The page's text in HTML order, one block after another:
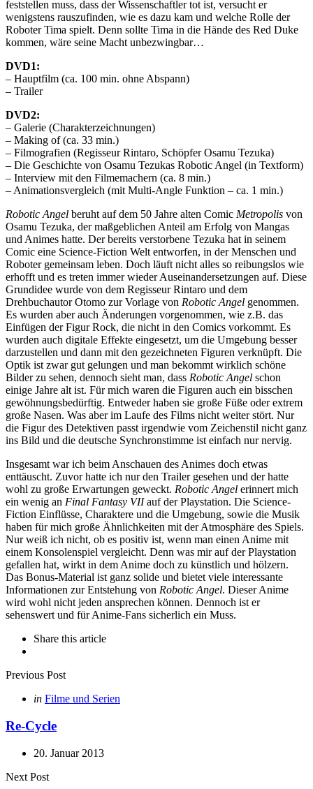
feststellen muss, dass der Wissenschaftler tot ist, versucht er
wenigstens rauszufinden, wie es dazu kam und welche Rolle der
Roboter Tima spielt. Denn sollte Tima in die Hände des Red Duke
kommen, wäre seine Macht unbezwingbar…
DVD1:
– Hauptfilm (ca. 100 min. ohne Abspann)
– Trailer
DVD2:
– Galerie (Charakterzeichnungen)
– Making of (ca. 33 min.)
– Filmografien (Regisseur Rintaro, Schöpfer Osamu Tezuka)
– Die Geschichte von Osamu Tezukas Robotic Angel (in Textform)
– Interview mit den Filmemachern (ca. 8 min.)
– Animationsvergleich (mit Multi-Angle Funktion – ca. 1 min.)
Robotic Angel beruht auf dem 50 Jahre alten Comic Metropolis von
Osamu Tezuka, der maßgeblichen Anteil am Erfolg von Mangas
und Animes hatte. Der bereits verstorbene Tezuka hat in seinem
Comic eine Science-Fiction Welt entworfen, in der Menschen und
Roboter gemeinsam leben. Doch läuft nicht alles so reibungslos wie
erhofft und es treten immer wieder Auseinandersetzungen auf. Diese
Grundidee wurde von dem Regisseur Rintaro und dem
Drehbuchautor Otomo zur Vorlage von Robotic Angel genommen.
Es wurden aber auch Änderungen vorgenommen, wie z.B. das
Einfügen der Figur Rock, die nicht in den Comics vorkommt. Es
wurden auch digitale Effekte eingesetzt, um die Umgebung besser
darzustellen und dann mit den gezeichneten Figuren verknüpft. Die
Optik ist zwar gut gelungen und man bekommt wirklich schöne
Bilder zu sehen, dennoch sieht man, dass Robotic Angel schon
einige Jahre alt ist. Für mich waren die Figuren auch ein bisschen
gewöhnungsbedürftig. Entweder haben sie große Füße oder extrem
große Nasen. Was aber im Laufe des Films nicht weiter stört. Nur
die Figur des Detektiven passt irgendwie vom Zeichenstil nicht ganz
ins Bild und die deutsche Synchronstimme ist einfach nur nervig.
Insgesamt war ich beim Anschauen des Animes doch etwas
enttäuscht. Zuvor hatte ich nur den Trailer gesehen und der hatte
wohl zu große Erwartungen geweckt. Robotic Angel erinnert mich
ein wenig an Final Fantasy VIIauf der Playstation. Die Science-
Fiction Einflüsse, Charaktere und die Umgebung, sowie die Musik
haben für mich große Ähnlichkeiten mit der Atmosphäre des Spiels.
Nur weiß ich nicht, ob es positiv ist, wenn man einen Anime mit
einem Konsolenspiel vergleicht. Denn was mir auf der Playstation
gefallen hat, wirkt in dem Anime doch zu künstlich und hölzern.
Das Bonus-Material ist ganz solide und bietet viele interessante
Informationen zur Entstehung von Robotic Angel. Dieser Anime
wird wohl nicht jeden ansprechen können. Dennoch ist er
sehenswert und für Anime-Fans sicherlich ein Muss.
Share this article
Post
navigation
Previous Post
Posted
in Filme und Serien
Re-Cycle
20. Januar 2013
Next Post